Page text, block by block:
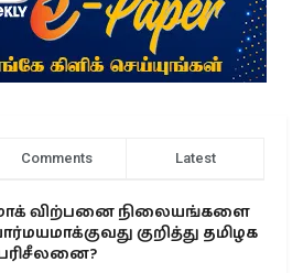
Comments Latest
விற்பனை நிலையங்களை
குறித்து தமிழக
பரிசீலனை?